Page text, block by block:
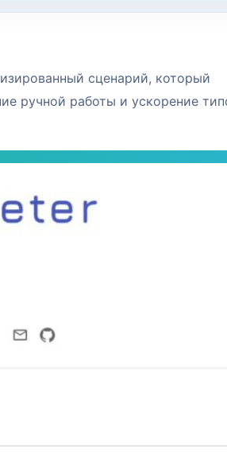
сценарий, который
ручной работы и ускорение